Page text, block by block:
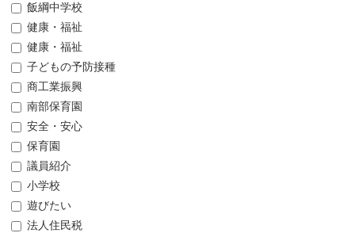
飯綱中学校
健康・福祉
健康・福祉
子どもの予防接種
商工業振興
南部保育園
安全・安心
保育園
議員紹介
小学校
遊びたい
法人住民税